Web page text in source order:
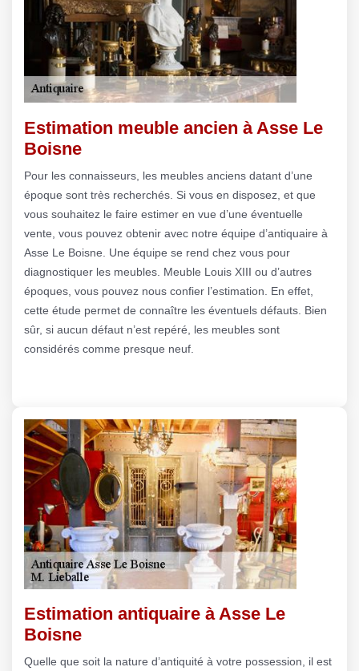
Estimation meuble ancien à Asse Le
Boisne
Pour les connaisseurs, les meubles anciens datant d’une
époque sont très recherchés. Si vous en disposez, et que
vous souhaitez le faire estimer en vue d’une éventuelle
vente, vous pouvez obtenir avec notre équipe d’antiquaire à
Asse Le Boisne. Une équipe se rend chez vous pour
diagnostiquer les meubles. Meuble Louis XIII ou d’autres
époques, vous pouvez nous confier l’estimation. En effet,
cette étude permet de connaître les éventuels défauts. Bien
sûr, si aucun défaut n’est repéré, les meubles sont
considérés comme presque neuf.
Estimation antiquaire à Asse Le
Boisne
Quelle que soit la nature d’antiquité à votre possession, il est